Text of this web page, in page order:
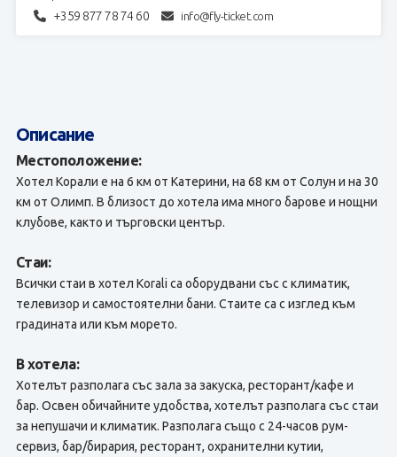
+359 877 78 74 60 info@fly-ticket.com
Описание
Местоположение:
Хотел Корали е на 6 км от Катерини, на 68 км от Солун и на 30
км от Олимп. В близост до хотела има много барове и нощни
клубове, както и търговски център.
Стаи:
Всички стаи в хотел Korali са оборудвани със с климатик,
телевизор и самостоятелни бани. Стаите са с изглед към
градината или към морето.
В хотела:
Хотелът разполага със зала за закуска, ресторант/кафе и
бар. Освен обичайните удобства, хотелът разполага със стаи
за непушачи и климатик. Разполага също с 24-часов рум-
сервиз, бар/бирария, ресторант, охранителни кутии,